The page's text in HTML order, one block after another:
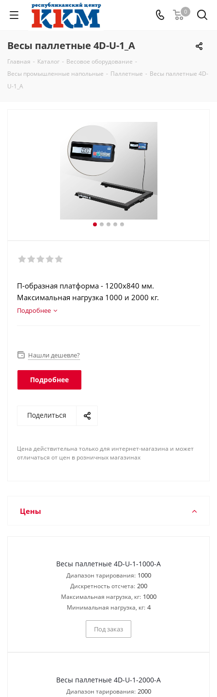
0
Весы паллетные 4D-U-1_A
Главная - Каталог - Весовое оборудование -
Весы промышленные напольные - Паллетные - Весы паллетные 4D-
U-1_A
П-образная платформа - 1200х840 мм.
Максимальная нагрузка 1000 и 2000 кг.
Конструкционная сталь. Аккумулятор. Дозаторный
Подробнее
Нашли дешевле?
Подробнее
Поделиться
Цена действительна только для интернет-магазина и может
отличаться от цен в розничных магазинах
Цены
Весы паллетные 4D-U-1-1000-A
Диапазон тарирования: 1000
Дискретность отсчета: 200
Максимальная нагрузка, кг: 1000
Минимальная нагрузка, кг: 4
Под заказ
Весы паллетные 4D-U-1-2000-A
Диапазон тарирования: 2000